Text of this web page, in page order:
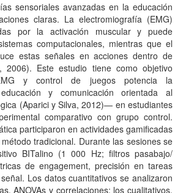
sensoriales avanzadas en la educación
claras. La electromiografía (EMG)
por la activación muscular y puede
computacionales, mientras que el
estas señales en acciones dentro de
Este estudio tiene como objetivo
y control de juegos potencia la
y comunicación orientada al
(Aparici y Silva, 2012)— en estudiantes
comparativo con grupo control.
participaron en actividades gamificadas
tradicional. Durante las sesiones se
BITalino (1 000 Hz; filtros pasabajo/
de engagement, precisión en tareas
Los datos cuantitativos se analizaron
ANOVAs y correlaciones; los cualitativos,